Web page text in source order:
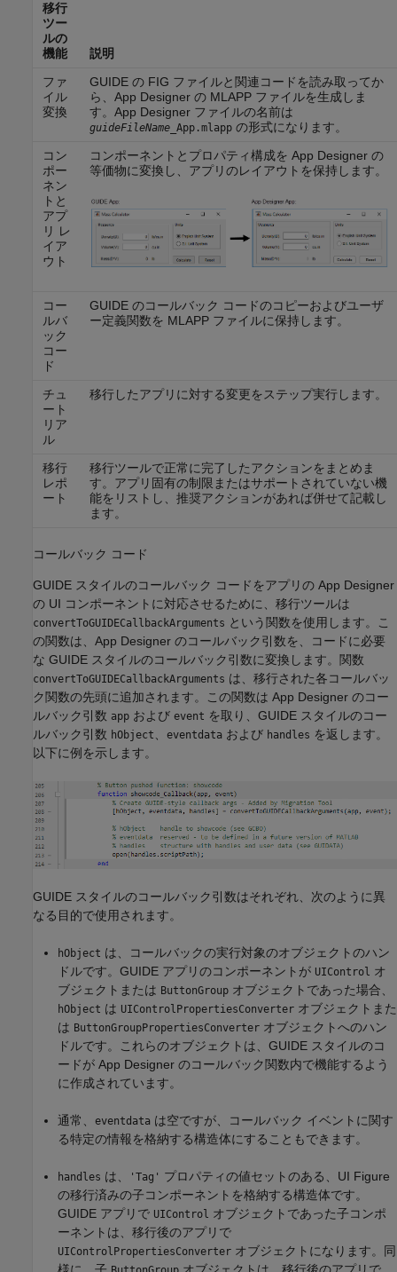
移行
ツー
ルの
機能
説明
ファ
イル
変換
GUIDE の FIG ファイルと関連コードを読み取ってか
ら、App Designer の MLAPP ファイルを生成しま
す。App Designer ファイルの名前は
guideFileName_App.mlappの形式になります。
コン
ポー
ネン
トと
アプ
リ レ
イア
ウト
コンポーネントとプロパティ構成を App Designer の
等価物に変換し、アプリのレイアウトを保持します。
コー
ルバ
ック
コー
ド
GUIDE のコールバック コードのコピーおよびユーザ
ー定義関数を MLAPP ファイルに保持します。
チュ
ート
リア
ル
移行したアプリに対する変更をステップ実行します。
移行
レポ
ート
移行ツールで正常に完了したアクションをまとめま
す。アプリ固有の制限またはサポートされていない機
能をリストし、推奨アクションがあれば併せて記載し
ます。
コールバック コード
GUIDE スタイルのコールバック コードをアプリの App Designer
の UI コンポーネントに対応させるために、移行ツールは
convertToGUIDECallbackArguments という関数を使用します。こ
の関数は、App Designer のコールバック引数を、コードに必要
な GUIDE スタイルのコールバック引数に変換します。関数
convertToGUIDECallbackArguments は、移行された各コールバッ
ク関数の先頭に追加されます。この関数は App Designer のコー
ルバック引数 app および event を取り、GUIDE スタイルのコー
ルバック引数 hObject eventdata および handles を返します。
以下に例を示します。
GUIDE スタイルのコールバック引数はそれぞれ、次のように異
なる目的で使用されます。
hObject は、コールバックの実行対象のオブジェクトのハン
ドルです。GUIDE アプリのコンポーネントが UIControl
オ
ブジェクトまたは ButtonGroup オブジェクトであった場合、
hObject は UIControlPropertiesConverter オブジェクトまた
は ButtonGroupPropertiesConverter オブジェクトへのハン
ドルです。これらのオブジェクトは、GUIDE スタイルのコ
ードが App Designer のコールバック関数内で機能するよう
に作成されています。
通常、 eventdata は空ですが、コールバック イベントに関す
る特定の情報を格納する構造体にすることもできます。
handles は、 'Tag' プロパティの値セットのある、UI Figure
の移行済みの子コンポーネントを格納する構造体です。
GUIDE アプリで UIControl
オブジェクトであった子コンポ
ーネントは、移行後のアプリで
UIControlPropertiesConverter オブジェクトになります。同
様に、子
オブジェクトは、移行後のアプリで